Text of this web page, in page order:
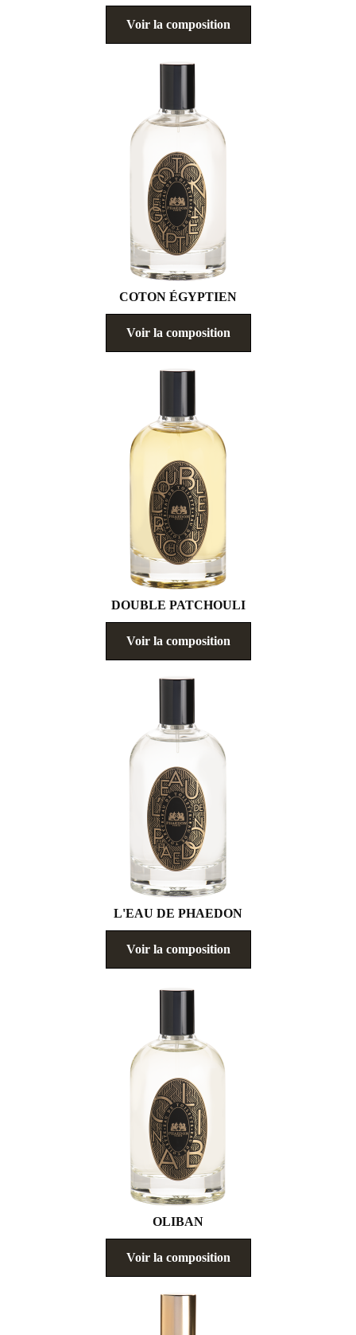
Voir la composition
COTON ÉGYPTIEN
Voir la composition
DOUBLE PATCHOULI
Voir la composition
L'EAU DE PHAEDON
Voir la composition
OLIBAN
Voir la composition